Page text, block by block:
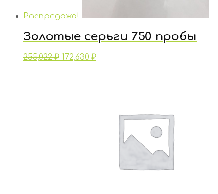
Распродажа!
Золотые серьги 750 пробы
255,022₽ 172,630 ₽